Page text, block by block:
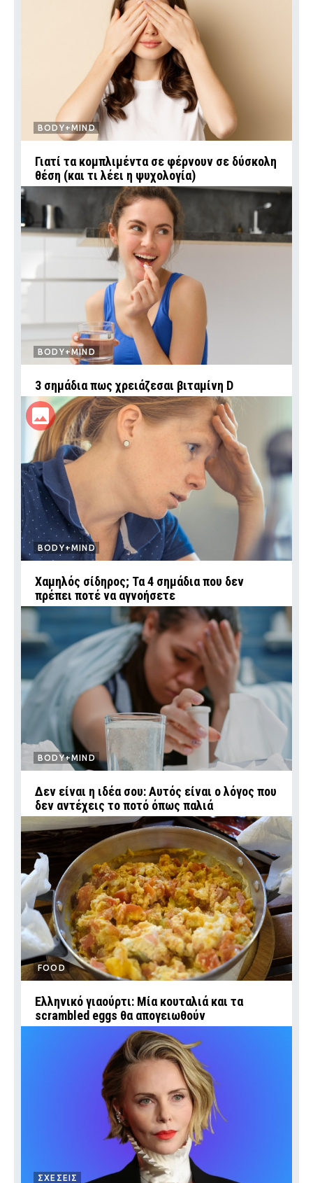
BODY+MIND
Γιατί τα κομπλιμέντα σε φέρνουν σε δύσκολη
θέση (και τι λέει η ψυχολογία)
BODY+MIND
3 σημάδια πως χρειάζεσαι βιταμίνη D
BODY+MIND
Χαμηλός σίδηρος; Τα 4 σημάδια που δεν
πρέπει ποτέ να αγνοήσετε
BODY+MIND
Δεν είναι η ιδέα σου: Αυτός είναι ο λόγος που
δεν αντέχεις το ποτό όπως παλιά
FOOD
Ελληνικό γιαούρτι: Μία κουταλιά και τα
scrambled eggs θα απογειωθούν
ΣΧΕΣΕΙΣ